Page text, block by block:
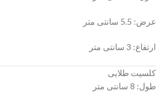
عرض: 5.5 سانتی متر
ارتفاع: 3 سانتی متر
کلسیت طلایی
طول: 8 سانتی متر